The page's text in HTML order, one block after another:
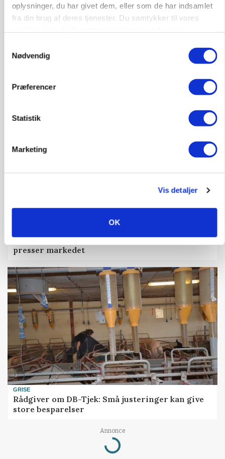
oplysninger, du har givet dem, eller som de har indsamlet
fra din brug af deres tjenester. Du samtykker til vores
Nødvendig
Præferencer
Statistik
Marketing
Vis detaljer
OK
18 montører står klar i høsten: Sådan holder PN
Maskiner landmænd i gang
Prisgab på 20 kroner pr. kg vokser: Polsk kylling
presser markedet
GRISE
Rådgiver om DB-Tjek: Små justeringer kan give
store besparelser
Annonce
Loading...